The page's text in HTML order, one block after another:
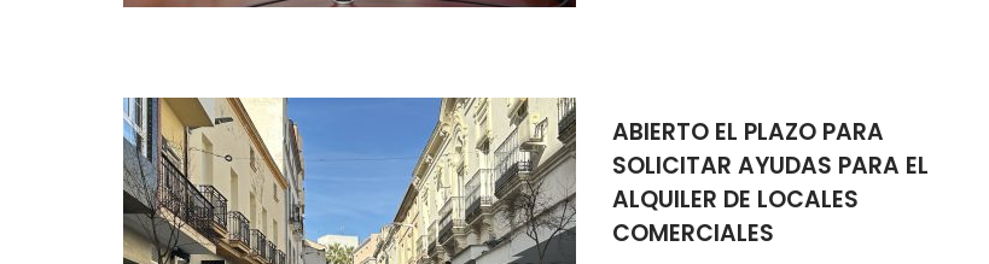
ABIERTO EL PLAZO PARA
SOLICITAR AYUDAS PARA EL
ALQUILER DE LOCALES
COMERCIALES